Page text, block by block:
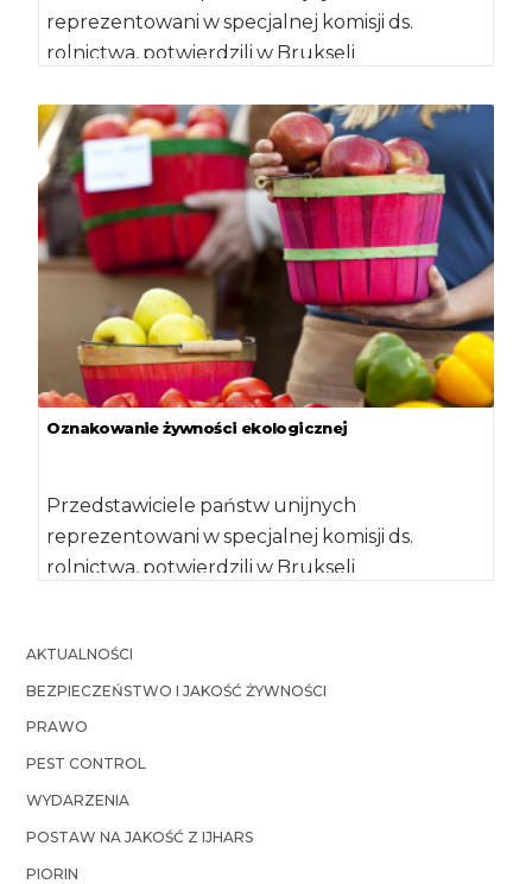
reprezentowani w specjalnej komisji ds.
rolnictwa, potwierdzili w Brukseli
regulacji, dotyczących produkcji […]
Oznakowanie żywności ekologicznej
Przedstawiciele państw unijnych
reprezentowani w specjalnej komisji ds.
rolnictwa, potwierdzili w Brukseli
AKTUALNOŚCI
BEZPIECZEŃSTWO I JAKOŚĆ ŻYWNOŚCI
PRAWO
PEST CONTROL
WYDARZENIA
POSTAW NA JAKOŚĆ Z IJHARS
PIORIN